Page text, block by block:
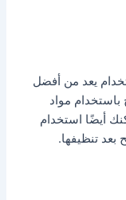
يعد من أفضل
مواد
أيضًا استخدام
تنظيفها.